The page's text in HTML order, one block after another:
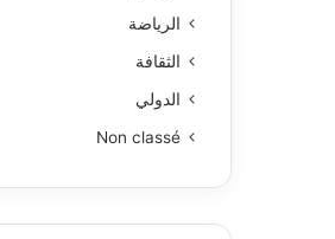
الرياضة
الثقافة
الدولي
Non classé